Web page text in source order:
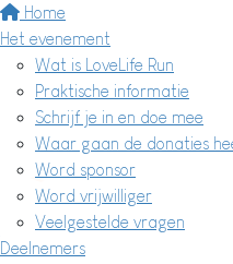
Home
Het evenement
Wat is LoveLife Run
Praktische informatie
Schrijf je in en doe mee
Waar gaan de donaties
Word sponsor
Word vrijwilliger
Veelgestelde vragen
Deelnemers